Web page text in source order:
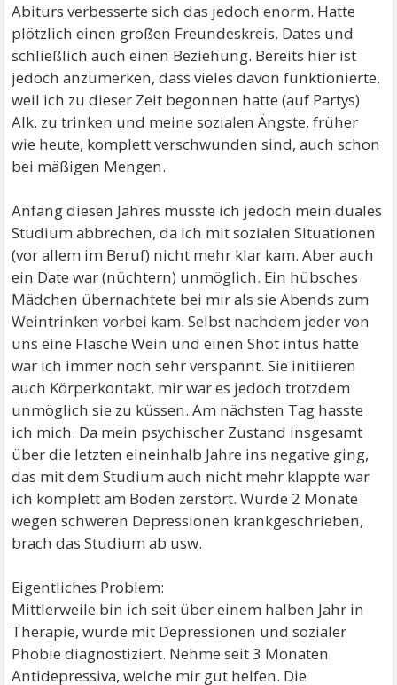
Abiturs verbesserte sich das jedoch enorm. Hatte
plötzlich einen großen Freundeskreis, Dates und
schließlich auch einen Beziehung. Bereits hier ist
jedoch anzumerken, dass vieles davon funktionierte,
weil ich zu dieser Zeit begonnen hatte (auf Partys)
Alk. zu trinken und meine sozialen Ängste, früher
wie heute, komplett verschwunden sind, auch schon
bei mäßigen Mengen.
Anfang diesen Jahres musste ich jedoch mein duales
Studium abbrechen, da ich mit sozialen Situationen
(vor allem im Beruf) nicht mehr klar kam. Aber auch
ein Date war (nüchtern) unmöglich. Ein hübsches
Mädchen übernachtete bei mir als sie Abends zum
Weintrinken vorbei kam. Selbst nachdem jeder von
uns eine Flasche Wein und einen Shot intus hatte
war ich immer noch sehr verspannt. Sie initiieren
auch Körperkontakt, mir war es jedoch trotzdem
unmöglich sie zu küssen. Am nächsten Tag hasste
ich mich. Da mein psychischer Zustand insgesamt
über die letzten eineinhalb Jahre ins negative ging,
das mit dem Studium auch nicht mehr klappte war
ich komplett am Boden zerstört. Wurde 2 Monate
wegen schweren Depressionen krankgeschrieben,
brach das Studium ab usw.
Eigentliches Problem:
Mittlerweile bin ich seit über einem halben Jahr in
Therapie, wurde mit Depressionen und sozialer
Phobie diagnostiziert. Nehme seit 3 Monaten
Antidepressiva, welche mir gut helfen. Die